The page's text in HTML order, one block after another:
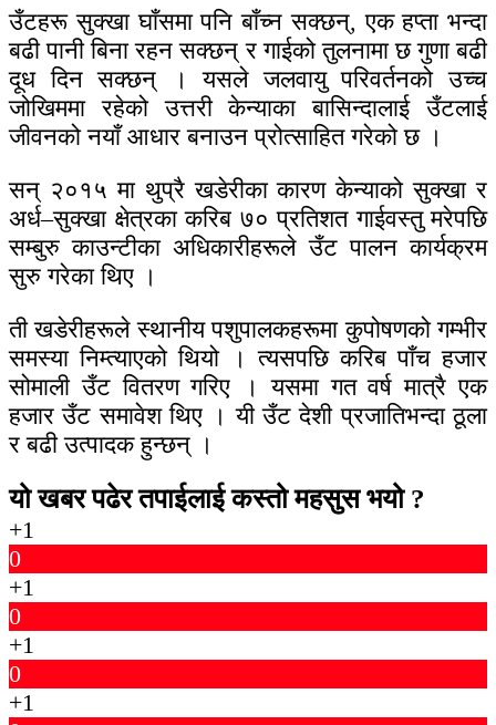
उँटहरू सुक्खा घाँसमा पनि बाँच्न सक्छन्, एक हप्ता भन्दा
बढी पानी बिना रहन सक्छन् र गाईको तुलनामा छ गुणा बढी
दूध दिन सक्छन् । यसले जलवायु परिवर्तनको उच्च
जोखिममा रहेको उत्तरी केन्याका बासिन्दालाई उँटलाई
जीवनको नयाँ आधार बनाउन प्रोत्साहित गरेको छ ।
सन् २०१५ मा थुप्रै खडेरीका कारण केन्याको सुक्खा र
अर्ध–सुक्खा क्षेत्रका करिब ७० प्रतिशत गाईवस्तु मरेपछि
सम्बुरु काउन्टीका अधिकारीहरूले उँट पालन कार्यक्रम
सुरु गरेका थिए ।
ती खडेरीहरूले स्थानीय पशुपालकहरूमा कुपोषणको गम्भीर
समस्या निम्त्याएको थियो । त्यसपछि करिब पाँच हजार
सोमाली उँट वितरण गरिए । यसमा गत वर्ष मात्रै एक
हजार उँट समावेश थिए । यी उँट देशी प्रजातिभन्दा ठूला
र बढी उत्पादक हुन्छन् ।
यो खबर पढेर तपाईलाई कस्तो महसुस भयो ?
+1
0
+1
0
+1
0
+1